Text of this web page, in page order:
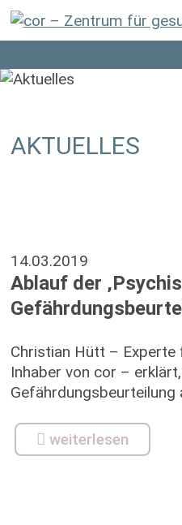
AKTUELLES
14.03.2019
Ablauf der
Christian Hütt – Experte
Inhaber von cor –
Gefährdungsbeurteilung
weiterlesen